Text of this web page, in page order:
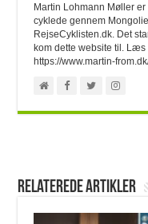
Martin Lohmann Møller
cyklede gennem
RejseCyklisten.dk. Det
kom dette website til.
https://www.martin-
Relaterede artikler